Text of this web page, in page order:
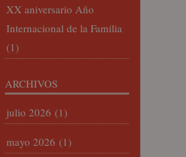
XX aniversario Año
Internacional de la Familia
(1)
ARCHIVOS
julio 2026 (1)
mayo 2026 (1)